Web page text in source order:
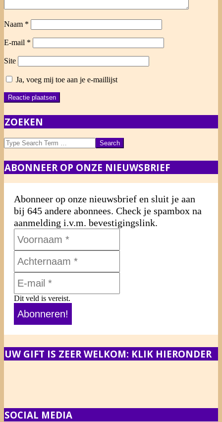
Naam *
E-mail *
Site
Ja, voeg mij toe aan je e-maillijst
ZOEKEN
Search
ABONNEER OP ONZE NIEUWSBRIEF
Abonneer op onze nieuwsbrief en sluit je aan
bij 645 andere abonnees. Check je spambox na
aanmelding i.v.m. bevestigingslink.
Dit veld is vereist.
UW GIFT IS ZEER WELKOM: KLIK HIERONDER
SOCIAL MEDIA